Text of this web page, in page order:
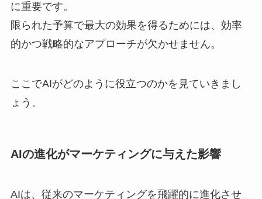
に重要です。
限られた予算で最大の効果を得るためには、効率
的かつ戦略的なアプローチが欠かせません。
ここでAIがどのように役立つのかを見ていきまし
ょう。
AIの進化がマーケティングに与えた影響
AIは、従来のマーケティングを飛躍的に進化させ